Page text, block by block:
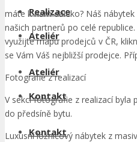
Ateliér
Kontakt
Realizace
Ateliér
Kontakt
máte k nám daleko? Náš
našich partnerů po celé
využijte mapu prodejců v ČR,
se Vám Váš nejbližší prodejce.
Fotografie z realizací
V sekci fotografie z realizací byla
do předsíně bytu.
Luxusní ložnicový nábytek z